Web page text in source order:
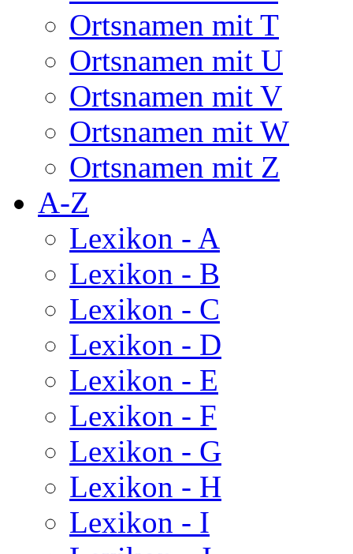
Ortsnamen mit T
Ortsnamen mit U
Ortsnamen mit V
Ortsnamen mit W
Ortsnamen mit Z
A-Z
Lexikon - A
Lexikon - B
Lexikon - C
Lexikon - D
Lexikon - E
Lexikon - F
Lexikon - G
Lexikon - H
Lexikon - I